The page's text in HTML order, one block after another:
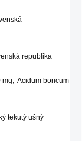
republika
boricum
ušný